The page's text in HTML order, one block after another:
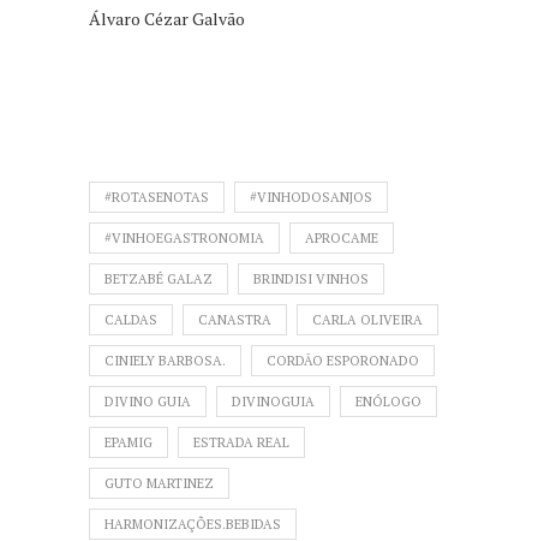
Álvaro Cézar Galvão
#ROTASENOTAS #VINHODOSANJOS
#VINHOEGASTRONOMIA APROCAME
BETZABÉ GALAZ BRINDISI VINHOS
CALDAS CANASTRA CARLA OLIVEIRA
CINIELY BARBOSA. CORDÃO ESPORONADO
DIVINO GUIA DIVINOGUIA ENÓLOGO
EPAMIG ESTRADA REAL
GUTO MARTINEZ
HARMONIZAÇÕES.BEBIDAS